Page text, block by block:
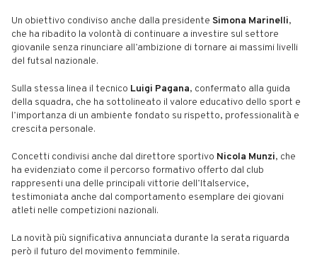
Un obiettivo condiviso anche dalla presidente Simona Marinelli,
che ha ribadito la volontà di continuare a investire sul settore
giovanile senza rinunciare all’ambizione di tornare ai massimi livelli
del futsal nazionale.
Sulla stessa linea il tecnico Luigi Pagana, confermato alla guida
della squadra, che ha sottolineato il valore educativo dello sport e
l’importanza di un ambiente fondato su rispetto, professionalità e
crescita personale.
Concetti condivisi anche dal direttore sportivo Nicola Munzi, che
ha evidenziato come il percorso formativo offerto dal club
rappresenti una delle principali vittorie dell’Italservice,
testimoniata anche dal comportamento esemplare dei giovani
atleti nelle competizioni nazionali.
La novità più significativa annunciata durante la serata riguarda
però il futuro del movimento femminile.